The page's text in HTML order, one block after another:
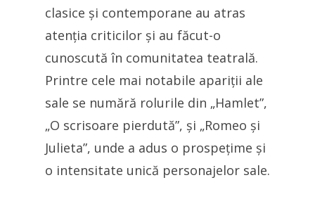
clasice și contemporane au atras
atenția criticilor și au făcut-o
cunoscută în comunitatea teatrală.
Printre cele mai notabile apariții ale
sale se numără rolurile din „Hamlet”,
„O scrisoare pierdută”, și „Romeo și
Julieta”, unde a adus o prospețime și
o intensitate unică personajelor sale.